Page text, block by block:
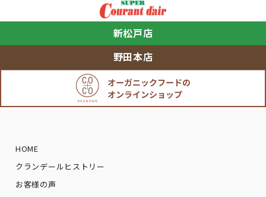
新松戸店
野田本店
HOME
クランデールヒストリー
お客様の声